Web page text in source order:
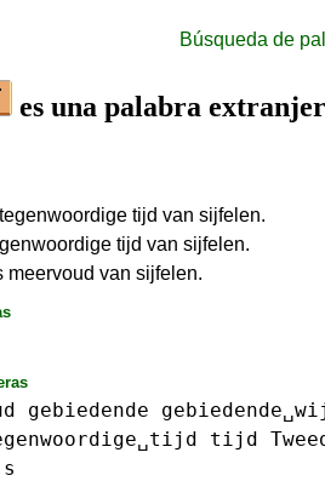
Búsqueda de
es una palabra
tijd van sijfelen.
tijd van sijfelen.
meervoud van sijfelen.
gebiedende
tijd